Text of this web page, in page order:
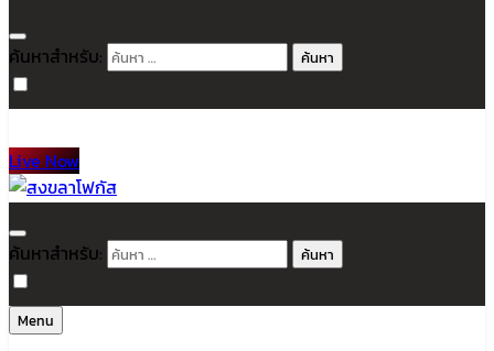
ค้นหาสำหรับ:
Live Now
สงขลาโฟกัส
ติดตามข่าวสาร ภาคใต้ หาดใหญ่และสงขลา จากสำนักข่าวโฟกัส
ค้นหาสำหรับ:
Menu